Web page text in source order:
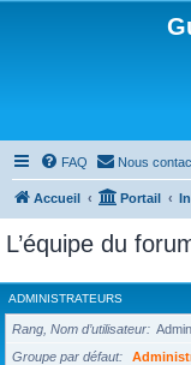
FAQ Nous
Accueil Portail
L’équipe du
ADMINISTRATEURS
Rang, Nom d’utilisateur
Groupe par défaut